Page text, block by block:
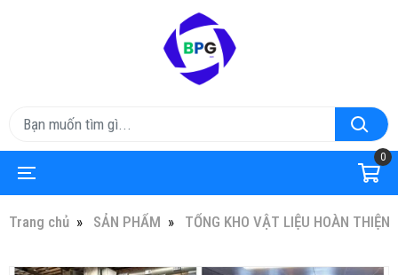
0
Trang chủ SẢN PHẨM TỔNG KHO VẬT LIỆU HOÀN THIỆN